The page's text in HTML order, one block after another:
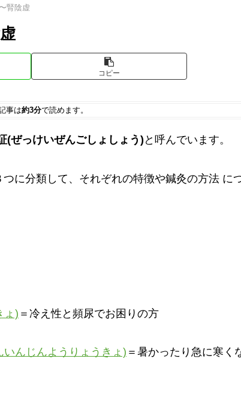
腎陰虚
コピー
事は約3分で読めます。
(ぜっけいぜんごしょしょう) と呼んでいます。
に分類して、それぞれの特徴や鍼灸の方法 に
ょ) ＝冷え性と頻尿でお困りの方
んじんようりょうきょ) ＝暑かったり急に寒く